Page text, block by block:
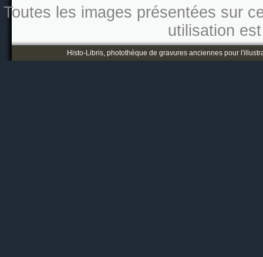
Toutes les images présentées sur
utilisation
Histo-Libris, photothèque de gravures anciennes pour